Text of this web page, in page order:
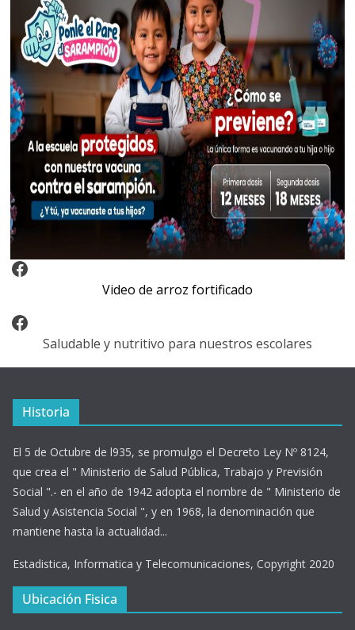
Video Arroz Fortificado
Video de arroz fortificado
Facebook
Saludable y nutritivo para nuestros escolares
Historia
El 5 de Octubre de l935, se promulgo el Decreto Ley Nº 8124,
que crea el " Ministerio de Salud Pública, Trabajo y Previsión
Social ".- en el año de 1942 adopta el nombre de " Ministerio de
Salud y Asistencia Social ", y en 1968, la denominación que
mantiene hasta la actualidad...
Estadistica, Informatica y Telecomunicaciones, Copyright 2020
Ubicación Fisica